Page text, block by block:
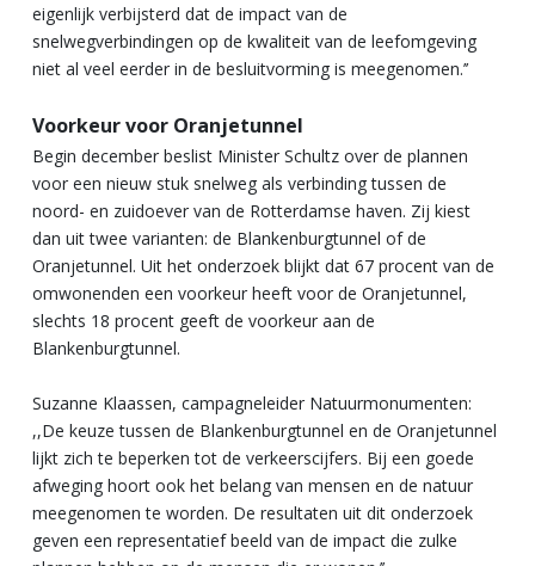
eigenlijk verbijsterd dat de impact van de
snelwegverbindingen op de kwaliteit van de leefomgeving
niet al veel eerder in de besluitvorming is meegenomen.’’
Voorkeur voor Oranjetunnel
Begin december beslist Minister Schultz over de plannen
voor een nieuw stuk snelweg als verbinding tussen de
noord- en zuidoever van de Rotterdamse haven. Zij kiest
dan uit twee varianten: de Blankenburgtunnel of de
Oranjetunnel. Uit het onderzoek blijkt dat 67 procent van de
omwonenden een voorkeur heeft voor de Oranjetunnel,
slechts 18 procent geeft de voorkeur aan de
Blankenburgtunnel.
Suzanne Klaassen, campagneleider Natuurmonumenten:
,,De keuze tussen de Blankenburgtunnel en de Oranjetunnel
lijkt zich te beperken tot de verkeerscijfers. Bij een goede
afweging hoort ook het belang van mensen en de natuur
meegenomen te worden. De resultaten uit dit onderzoek
geven een representatief beeld van de impact die zulke